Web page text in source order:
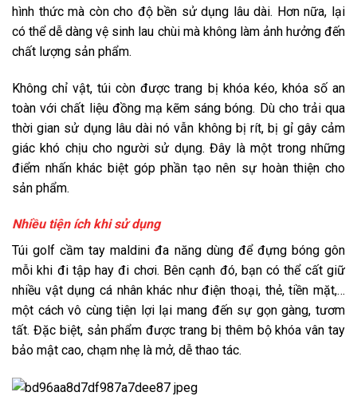
hình thức mà còn cho độ bền sử dụng lâu dài. Hơn nữa, lại
có thể dễ dàng vệ sinh lau chùi mà không làm ảnh hưởng đến
chất lượng sản phẩm.
Không chỉ vật, túi còn được trang bị khóa kéo, khóa số an
toàn với chất liệu đồng mạ kẽm sáng bóng. Dù cho trải qua
thời gian sử dụng lâu dài nó vẫn không bị rít, bị gỉ gây cảm
giác khó chịu cho người sử dụng. Đây là một trong những
điểm nhấn khác biệt góp phần tạo nên sự hoàn thiện cho
sản phẩm.
Nhiều tiện ích khi sử dụng
Túi golf cầm tay maldini đa năng dùng để đựng bóng gôn
mỗi khi đi tập hay đi chơi. Bên cạnh đó, bạn có thể cất giữ
nhiều vật dụng cá nhân khác như điện thoại, thẻ, tiền mặt,…
một cách vô cùng tiện lợi lại mang đến sự gọn gàng, tươm
tất. Đặc biệt, sản phẩm được trang bị thêm bộ khóa vân tay
bảo mật cao, chạm nhẹ là mở, dễ thao tác.